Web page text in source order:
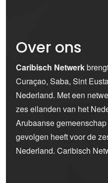
Over ons
Caribisch Netwerk
Curaçao, Saba, Sint
Nederland. Met een
zes eilanden van het
Arubaanse
gevolgen heeft voor de
Nederland. Caribisch